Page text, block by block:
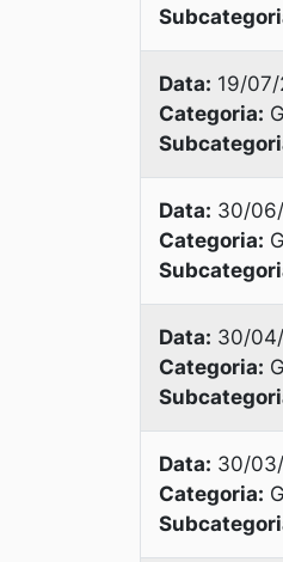
Data: 19/07/
Categoria:
Data: 30/
Categoria:
Data: 30/
Categoria:
Data: 30/
Categoria: